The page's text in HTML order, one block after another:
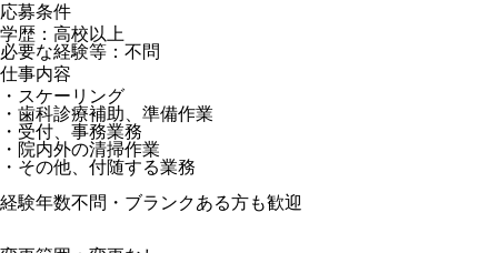
応募条件
学歴：高校以上
必要な経験等：不問
仕事内容
・スケーリング
・歯科診療補助、準備作業
・受付、事務業務
・院内外の清掃作業
・その他、付随する業務
経験年数不問・ブランクある方も歓迎